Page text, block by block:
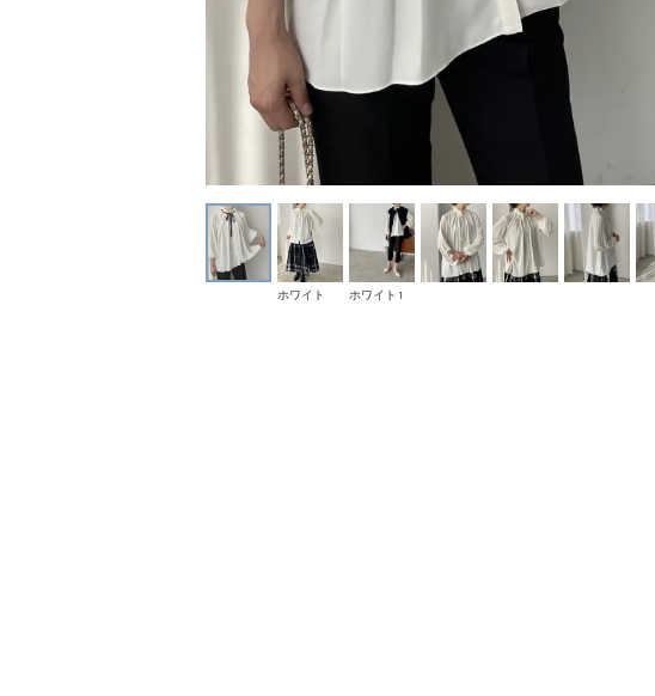
ホワイト ホワイト1